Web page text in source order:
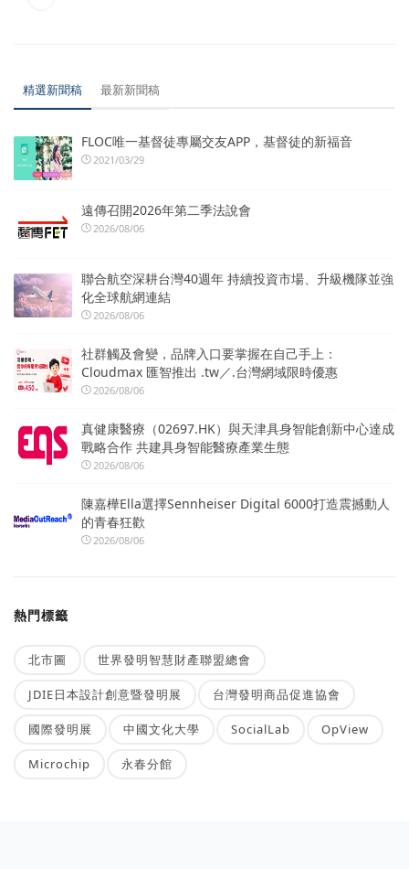
精選新聞稿 最新新聞稿
FLOC唯一基督徒專屬交友APP，基督徒的新福音
2021/03/29
遠傳召開2026年第二季法說會
2026/08/06
聯合航空深耕台灣40週年 持續投資市場、升級機隊並強
化全球航網連結
2026/08/06
社群觸及會變，品牌入口要掌握在自己手上：
Cloudmax 匯智推出 .tw／.台灣網域限時優惠
2026/08/06
真健康醫療（02697.HK）與天津具身智能創新中心達成
戰略合作 共建具身智能醫療產業生態
2026/08/06
陳嘉樺Ella選擇Sennheiser Digital 6000打造震撼動人
的青春狂歡
2026/08/06
熱門標籤
北市圖 世界發明智慧財產聯盟總會
JDIE日本設計創意暨發明展 台灣發明商品促進協會
國際發明展 中國文化大學 SocialLab OpView
Microchip 永春分館